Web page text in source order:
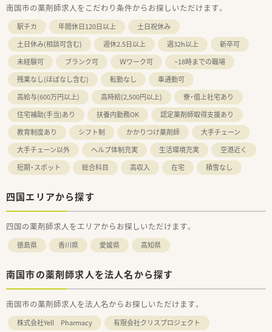
サポート休暇、ボランティア休暇など
連続休暇制度：1年度に最低1回、連続5日間年次有給休暇を取
得する事が可能です。
確定拠出年金：退職金制度として導入しており、老後の生活に
役立てるための年金制度があります。
長期所得保障保険制度：病気やケガで長期にわたって働けなく
なった場合に保険金が支給されます。
＜こんな方にもオススメ＞
■福利厚生・教育体制が充実している先で働きたい方
■少人数体制の店舗で人間関係に悩みたくない方
南国市の薬剤師求人をこだわり条件からお探しいただけます。
駅チカ 年間休日120日以上
土日祝休み
土日休み(相談可含む)
週休2.5日以上 週32h以上
新卒可
未経験可
ブランク可 Ｗワーク可
~18時までの職場
残業なし(ほぼなし含む)
転勤なし
車通勤可
高給与(600万円以上)
高時給(2,500円以上)
寮・借上社宅あり
住宅補助(手当)あり
扶養内勤務OK
認定薬剤師取得支援あり
教育制度あり
シフト制 かかりつけ薬剤師
大手チェーン
大手チェーン以外
ヘルプ体制充実 生活環境充実
空港近く
短期・スポット
総合科目 高収入 在宅 積雪なし
四国エリアから探す
四国の薬剤師求人をエリアからお探しいただけます。
徳島県 香川県 愛媛県 高知県
南国市の薬剤師求人を法人名から探す
南国市の薬剤師求人を法人名からお探しいただけます。
株式会社Yell Pharmacy
有限会社クリスプロジェクト